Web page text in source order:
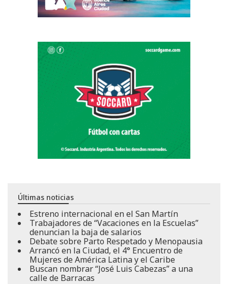
Últimas noticias
Estreno internacional en el San Martín
Trabajadores de “Vacaciones en la Escuelas”
denuncian la baja de salarios
Debate sobre Parto Respetado y Menopausia
Arrancó en la Ciudad, el 4° Encuentro de
Mujeres de América Latina y el Caribe
Buscan nombrar “José Luis Cabezas” a una
calle de Barracas